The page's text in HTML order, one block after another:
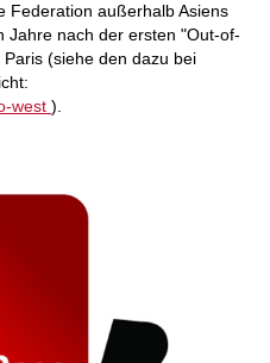
Federation außerhalb Asiens
Jahre nach der ersten "Out-of-
(siehe den dazu bei
west ).